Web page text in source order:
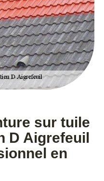
sur tuile
D Aigrefeuil
en